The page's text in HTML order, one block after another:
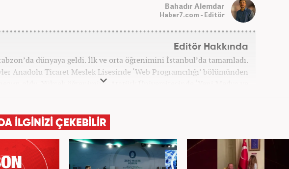
Bahadır Alemdar
Haber7.com - Editör
Editör Hakkında
dünyaya geldi. İlk ve orta öğrenimini İstanbul’da tamamladı.
Anadolu Ticaret Meslek Lisesinde ‘Web Programcılığı’ bölümünden
mezun oldu. Yüksek öğrenimini, Atatürk Üniversitesinde ‘Yeni Medya ve
mezunu olarak tamamladı. Gazeteciliğe ilk adımını 2011 yılında attı.
olarak gündem, dünya, ekonomi, spor ve teknoloji kategorilerinde
ve röportaja imza atarak galeri ve video hazırladı. Bahadır Alemdar,
meslek hayatına Haber7.com'da aktif olarak devam etmektedir.
İLGİNİZİ ÇEKEBİLİR